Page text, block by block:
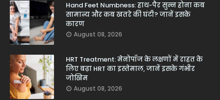
Hand Feet Numbness: हाथ-पैर सुन्न होना कब
सामान्य और कब खतरे की घंटी? जानें इसके
कारण
August 08, 2026
HRT Treatment: मेनोपॉज के लक्षणों में राहत के
लिए बढ़ा HRT का इस्तेमाल, जानें इसके गंभीर
जोखिम
August 08, 2026